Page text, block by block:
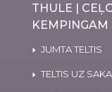
THULE |
KEMPINGAM
JUMTA TELTIS
TELTIS UZ